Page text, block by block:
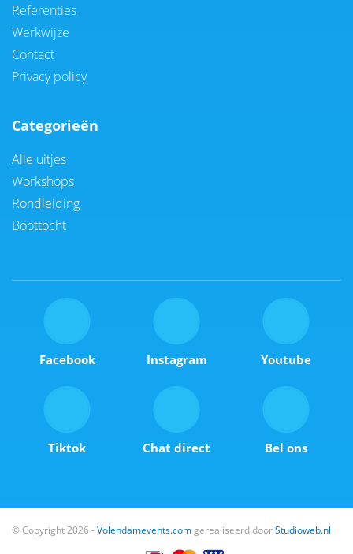
Referenties
Werkwijze
Contact
Privacy policy
Categorieën
Alle uitjes
Workshops
Rondleiding
Boottocht
Facebook Instagram Youtube
Tiktok Chat direct Bel ons
© Copyright 2026 -Volendamevents.com gerealiseerd doorStudioweb.nl